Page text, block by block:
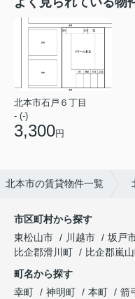
北本市石戸６丁目
- (-)
3,300円
北本市の賃貸物件一覧
市区町村から探す
東松山市
川越市 坂戸
比企郡滑川町
比企郡嵐
町名から探す
幸町
神明町 本町 箭